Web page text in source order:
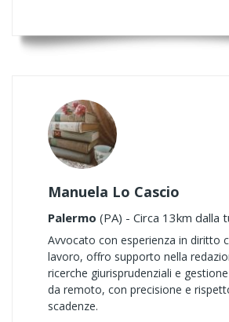
Manuela Lo Cascio
Palermo (PA) - Circa 13km dalla
Avvocato con esperienza in diritto
lavoro, offro supporto nella
ricerche giurisprudenziali e
da remoto, con precisione e
scadenze.